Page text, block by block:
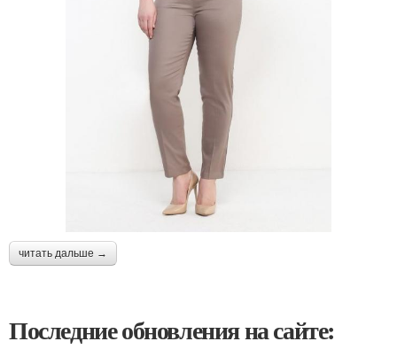
читать дальше →
Последние обновления на сайте: